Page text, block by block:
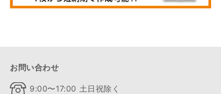
お問い合わせ
9:00〜17:00 土日祝除く